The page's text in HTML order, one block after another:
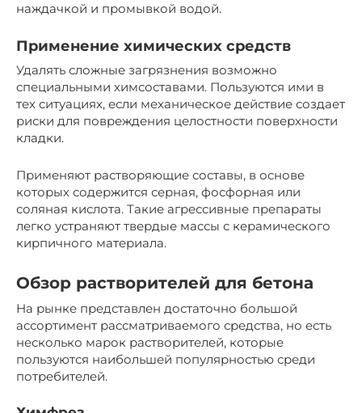
наждачкой и промывкой водой.
Применение химических средств
Удалять сложные загрязнения возможно
специальными химсоставами. Пользуются ими в
тех ситуациях, если механическое действие создает
риски для повреждения целостности поверхности
кладки.
Применяют растворяющие составы, в основе
которых содержится серная, фосфорная или
соляная кислота. Такие агрессивные препараты
легко устраняют твердые массы с керамического
кирпичного материала.
Обзор растворителей для бетона
На рынке представлен достаточно большой
ассортимент рассматриваемого средства, но есть
несколько марок растворителей, которые
пользуются наибольшей популярностью среди
потребителей.